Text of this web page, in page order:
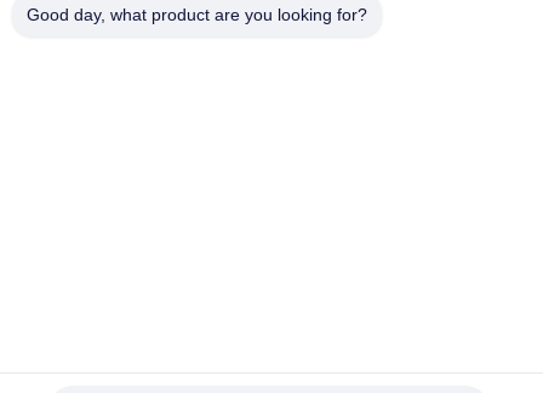
Sichuan, China
Good day, what product are you looking for?